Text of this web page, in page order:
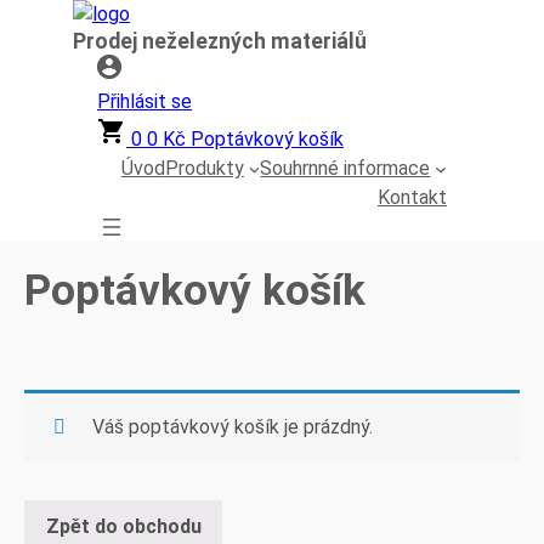
Přeskočit
Prodej neželezných materiálů
Přihlásit se
0 0 Kč Poptávkový košík
ÚvodProdukty
Souhrnné informace
Kontakt
Poptávkový košík
Váš poptávkový košík je prázdný.
Zpět do obchodu